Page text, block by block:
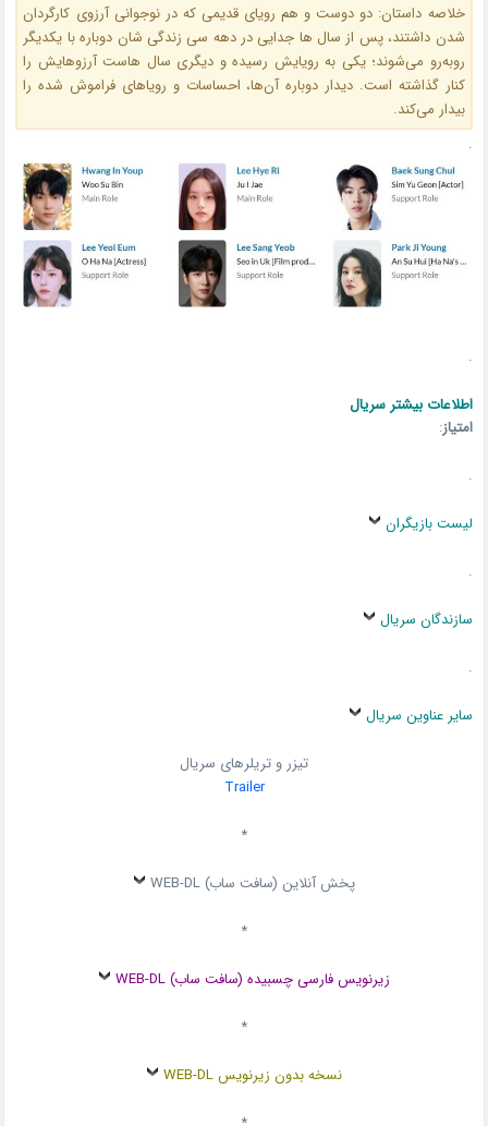
خلاصه داستان: دو دوست و هم‌ رویای قدیمی که در نوجوانی آرزوی کارگردان
شدن داشتند، پس از سال‌ ها جدایی در دهه سی زندگی‌ شان دوباره با یکدیگر
روبه‌رو می‌شوند؛ یکی به رویایش رسیده و دیگری سال‌ هاست آرزوهایش را
کنار گذاشته است. دیدار دوباره آن‌ها، احساسات و رویاهای فراموش‌ شده را
بیدار می‌کند.
.
.
اطلاعات بیشتر سریال
امتیاز:
.
لیست بازیگران
.
سازندگان سریال
.
سایر عناوین سریال
تیزر و تریلرهای سریال
Trailer
*
پخش آنلاین (سافت ساب) WEB-DL
*
زیرنویس فارسی چسبیده (سافت ساب) WEB-DL
*
نسخه بدون زیرنویس WEB-DL